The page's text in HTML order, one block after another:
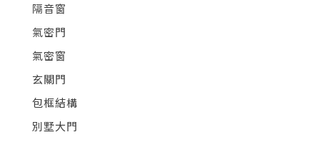
隔音窗
氣密門
氣密窗
玄關門
包框結構
別墅大門